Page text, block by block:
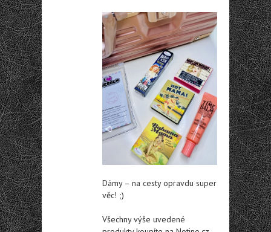
Dámy – na cesty opravdu super
věc! ;)
Všechny výše uvedené